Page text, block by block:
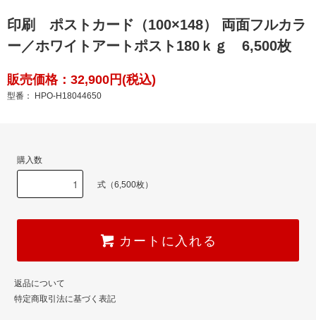
印刷 ポストカード（100×148） 両面フルカラ
ー／ホワイトアートポスト180ｋｇ 6,500枚
販売価格：32,900円(税込)
型番： HPO-H18044650
購入数
式（6,500枚）
カートに入れる
返品について
特定商取引法に基づく表記